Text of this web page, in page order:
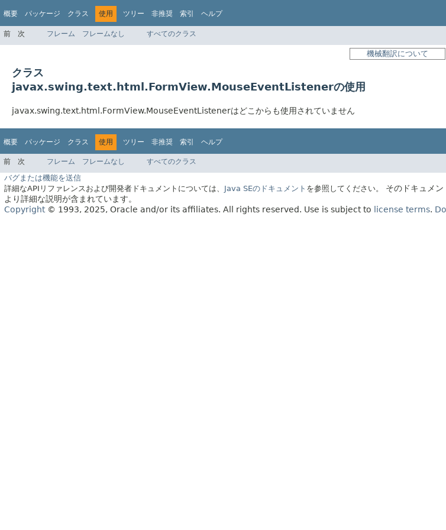
概要 パッケージ クラス 使用 ツリー 非推奨 索引 ヘルプ
前 次 フレーム フレームなし すべてのクラス
機械翻訳について
クラス
javax.swing.text.html.FormView.MouseEventListenerの使用
javax.swing.text.html.FormView.MouseEventListenerはどこからも使用されていません
概要 パッケージ クラス 使用 ツリー 非推奨 索引 ヘルプ
前 次 フレーム フレームなし すべてのクラス
バグまたは機能を送信
詳細なAPIリファレンスおよび開発者ドキュメントについては、 Java SEのドキュメント を参照してください。
そのドキュメ
より詳細な説明が含まれています。
Copyright© 1993, 2025, Oracle and/or its affiliates. All rights reserved. Use is subject to license terms.